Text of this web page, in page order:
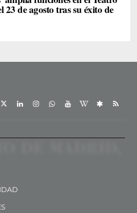
23 de agosto tras su éxito de